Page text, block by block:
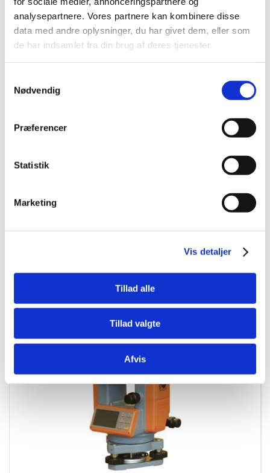
analysepartnere. Vores partnere kan kombinere disse
data med andre oplysninger, du har givet dem, eller som
de har indsamlet fra din brug af deres tjenester.
Nødvendig
Præferencer
Statistik
Marketing
Vis detaljer
Tillad alle
Tillad valgte
Afvis
835200_master